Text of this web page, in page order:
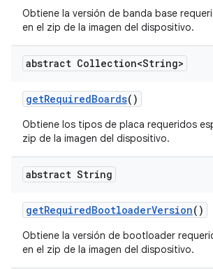
Obtiene la versión de banda base
en el zip de la imagen del dispositivo.
abstract Collection<String>
getRequiredBoards()
Obtiene los tipos de placa requeridos
zip de la imagen del dispositivo.
abstract String
getRequiredBootloaderVersion()
Obtiene la versión de bootloader
en el zip de la imagen del dispositivo.